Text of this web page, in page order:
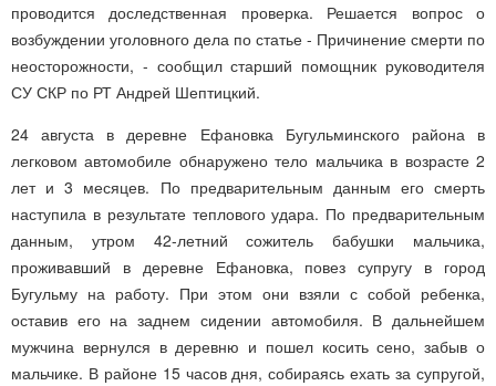
проводится доследственная проверка. Решается вопрос о
возбуждении уголовного дела по статье - Причинение смерти по
неосторожности, - сообщил старший помощник руководителя
СУ СКР по РТ Андрей Шептицкий.
24 августа в деревне Ефановка Бугульминского района в
легковом автомобиле обнаружено тело мальчика в возрасте 2
лет и 3 месяцев. По предварительным данным его смерть
наступила в результате теплового удара. По предварительным
данным, утром 42-летний сожитель бабушки мальчика,
проживавший в деревне Ефановка, повез супругу в город
Бугульму на работу. При этом они взяли с собой ребенка,
оставив его на заднем сидении автомобиля. В дальнейшем
мужчина вернулся в деревню и пошел косить сено, забыв о
мальчике. В районе 15 часов дня, собираясь ехать за супругой,